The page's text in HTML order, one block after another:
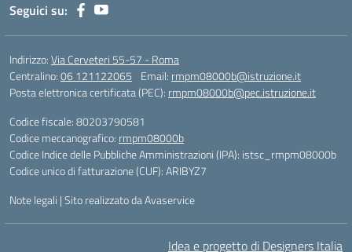
Seguici su:
Indirizzo:Via Cerveteri 55-57 - Roma
Centralino:06 121122065 Email: rmpm08000b@istruzione.it
Posta elettronica certificata (PEC): rmpm08000b@pec.istruzione.it
Codice fiscale: 80203790581
Codice meccanografico: rmpm08000b
Codice Indice delle Pubbliche Amministrazioni (IPA): istsc_rmpm08000b
Codice unico di fatturazione (CUF): ARIBYZ7
Note legali |Sito realizzato da Avaservice
Idea e progetto di Designers Italia